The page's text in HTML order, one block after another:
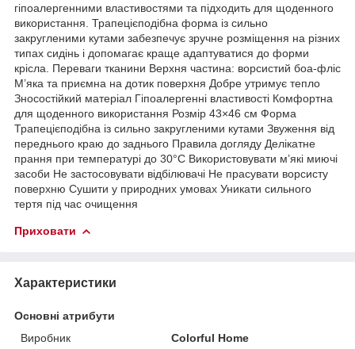
гіпоалергенними властивостями та підходить для щоденного
використання. Трапецієподібна форма із сильно
закругленими кутами забезпечує зручне розміщення на різних
типах сидінь і допомагає краще адаптуватися до форми
крісла. Переваги тканини Верхня частина: ворсистий боа-фліс
М’яка та приємна на дотик поверхня Добре утримує тепло
Зносостійкий матеріал Гіпоалергенні властивості Комфортна
для щоденного використання Розмір 43×46 см Форма
Трапецієподібна із сильно закругленими кутами Звуження від
переднього краю до заднього Правила догляду Делікатне
прання при температурі до 30°C Використовувати м’які миючі
засоби Не застосовувати відбілювачі Не прасувати ворсисту
поверхню Сушити у природних умовах Уникати сильного
тертя під час очищення
Приховати
Характеристики
Основні атрибути
Виробник
Colorful Home